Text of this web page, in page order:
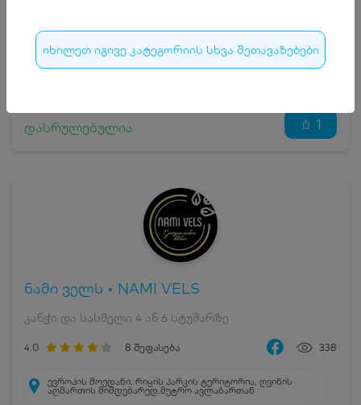
იხილეთ იგივე კატეგორიის სხვა შეთავაზებები
დასრულებულია
დასრულებულია 1
ნამი ველს • NAMI VELS
კანჭი და სასმელი 4 ან 6 სტუმარზე
4.0 8 შეფასება 338
ევროპის მოედანი, რიყის პარკის ტერიტორია, ღვინის
აღმართის მიმდებარედ,მეტრო ავლაბართან